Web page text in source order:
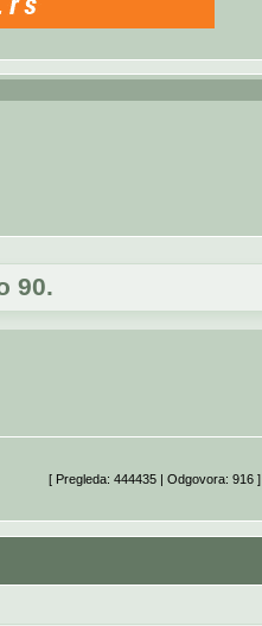
90.
[ Pregleda: 444435 | Odgovora: 916 ]